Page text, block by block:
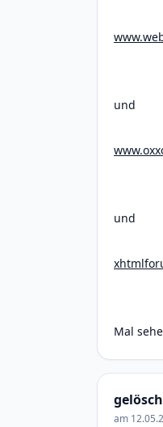
und
und
Mal
am